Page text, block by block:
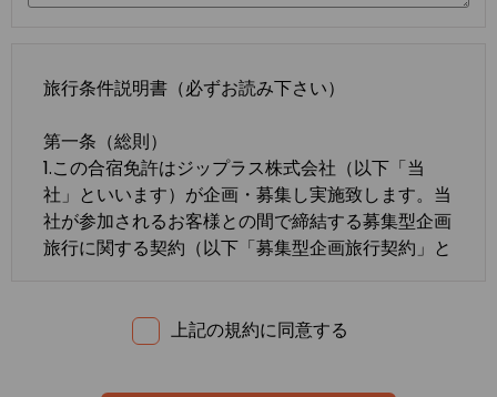
旅行条件説明書（必ずお読み下さい）
第一条（総則）
1.この合宿免許はジップラス株式会社（以下「当
社」といいます）が企画・募集し実施致します。当
社が参加されるお客様との間で締結する募集型企画
旅行に関する契約（以下「募集型企画旅行契約」と
たは一般に確立された慣習によるものとします。
上記の規約に同意する